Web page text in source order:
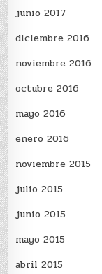
junio 2017
diciembre 2016
noviembre 2016
octubre 2016
mayo 2016
enero 2016
noviembre 2015
julio 2015
junio 2015
mayo 2015
abril 2015